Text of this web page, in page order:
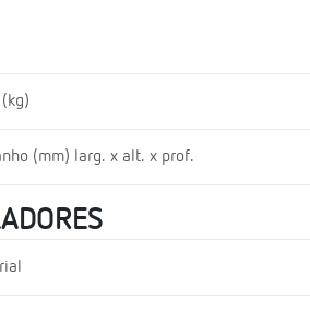
(mm) larg. x alt. x prof.